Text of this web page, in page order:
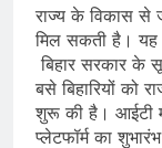
राज्य के विकास से
मिल सकती है। यह
बिहार सरकार के
बसे बिहारियों को
शुरू की है। आईटी
प्लेटफॉर्म का